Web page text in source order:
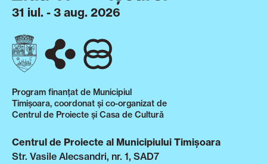
31 iul. - 3 aug. 2026
Program finanțat de Municipiul
Timișoara, coordonat și co-organizat de
Centrul de Proiecte și Casa de Cultură
Centrul de Proiecte al Municipiului Timișoara
Str. Vasile Alecsandri, nr. 1, SAD7